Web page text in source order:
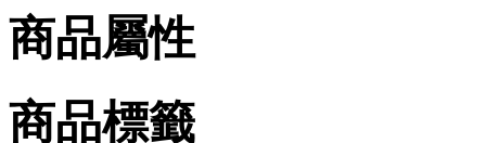
商品屬性
商品標籤